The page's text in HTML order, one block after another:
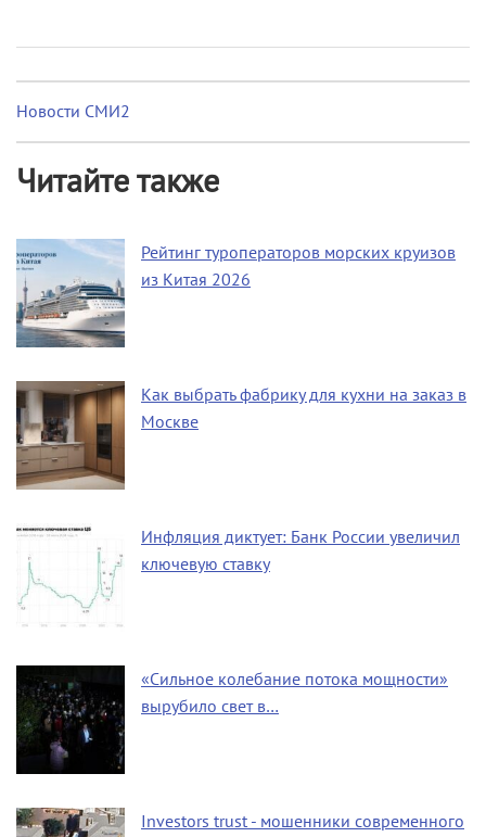
Новости СМИ2
Читайте также
Рейтинг туроператоров морских круизов
из Китая 2026
Как выбрать фабрику для кухни на заказ в
Москве
Инфляция диктует: Банк России увеличил
ключевую ставку
«Сильное колебание потока мощности»
вырубило свет в…
Investors trust - мошенники современного